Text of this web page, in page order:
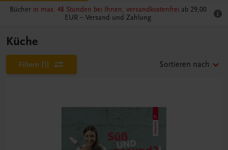
Bücher in max. 48 Stunden bei Ihnen, versandkostenfrei ab 29,00
EUR – Versand und Zahlung
Küche
Filtern (1) Sortieren nach